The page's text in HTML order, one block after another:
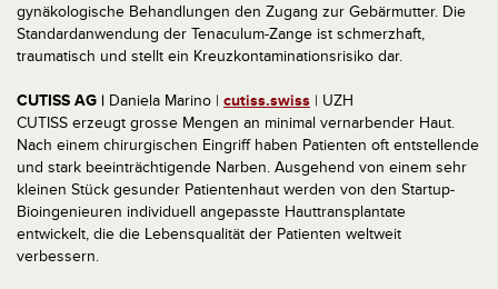
gynäkologische Behandlungen den Zugang zur Gebärmutter. Die
Standardanwendung der Tenaculum-Zange ist schmerzhaft,
traumatisch und stellt ein Kreuzkontaminationsrisiko dar.
CUTISS AG | Daniela Marino | cutiss.swiss | UZH
CUTISS erzeugt grosse Mengen an minimal vernarbender Haut.
Nach einem chirurgischen Eingriff haben Patienten oft entstellende
und stark beeinträchtigende Narben. Ausgehend von einem sehr
kleinen Stück gesunder Patientenhaut werden von den Startup-
Bioingenieuren individuell angepasste Hauttransplantate
entwickelt, die die Lebensqualität der Patienten weltweit
verbessern.